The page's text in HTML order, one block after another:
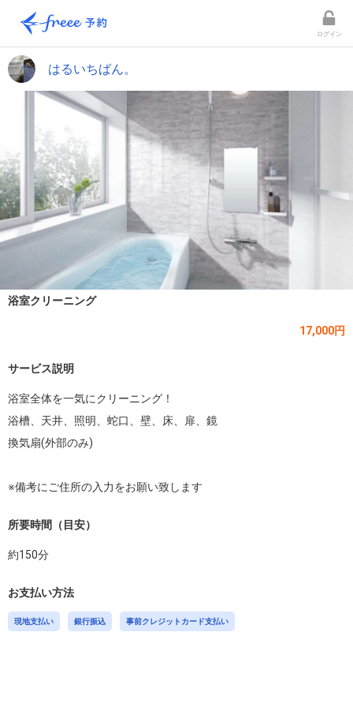
ログイン
はるいちばん。
浴室クリーニング
17,000円
サービス説明
浴室全体を一気にクリーニング！
浴槽、天井、照明、蛇口、壁、床、扉、鏡
換気扇(外部のみ)
※備考にご住所の入力をお願い致します
所要時間（目安）
約150分
お支払い方法
現地支払い 銀行振込 事前クレジットカード支払い